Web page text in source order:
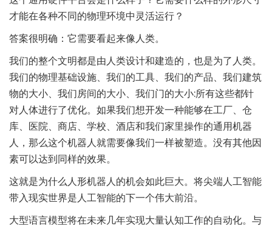
才能在各种不同的物理环境中灵活运行？
答案很明确：它需要看起来像人类。
我们的整个文明都是由人类设计和建造的，也是为了人类。
我们的物理基础设施、我们的工具、我们的产品、我们建筑
物的大小、我们房间的大小、我们门的大小:所有这些都针
对人体进行了优化。如果我们想开发一种能够在工厂、仓
库、医院、商店、学校、酒店和我们家里操作的通用机器
人，那么这个机器人就需要像我们一样被塑造。没有其他因
素可以达到同样的效果。
这就是为什么人形机器人的机会如此巨大。将尖端人工智能
带入现实世界是人工智能的下一个伟大前沿。
大型语言模型将在未来几年实现大量认知工作的自动化。与